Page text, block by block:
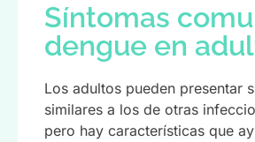
Síntomas
dengue en
Los adultos pueden presentar
similares a los de otras
pero hay características que